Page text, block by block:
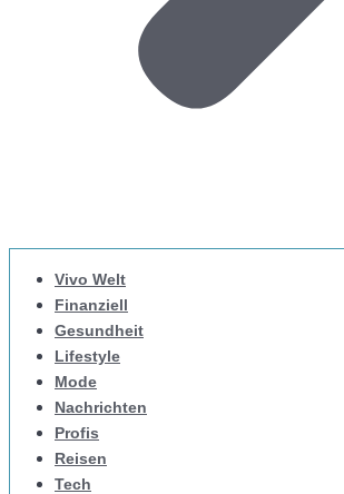
Vivo Welt
Finanziell
Gesundheit
Lifestyle
Mode
Nachrichten
Profis
Reisen
Tech